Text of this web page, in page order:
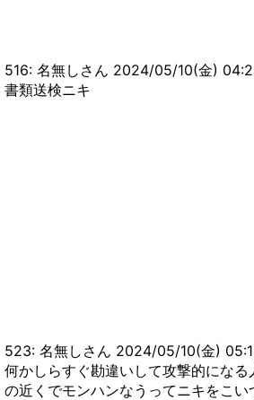
516: 名無しさん 2024/05/10(金)
書類送検ニキ
523: 名無しさん 2024/05/10(金)
何かしらすぐ勘違いして攻撃的にな
の近くでモンハンなうってニキをこ